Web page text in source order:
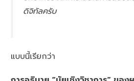
ดิจิทัลครับ
แบบนี้เรียกว่า